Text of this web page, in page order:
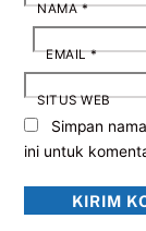
NAMA*
EMAIL*
SITUS WEB
Simpan
ini untuk